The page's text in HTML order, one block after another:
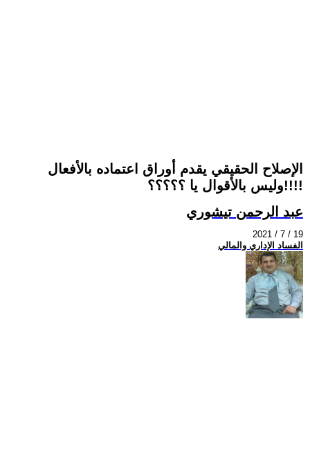
الإصلاح الحقيقي يقدم أوراق اعتماده بالأفعال
وليس بالأقوال يا ؟؟؟؟؟!!!!
عبد الرحمن تيشوري
2021 / 7 / 19
الفساد الإداري والمالي